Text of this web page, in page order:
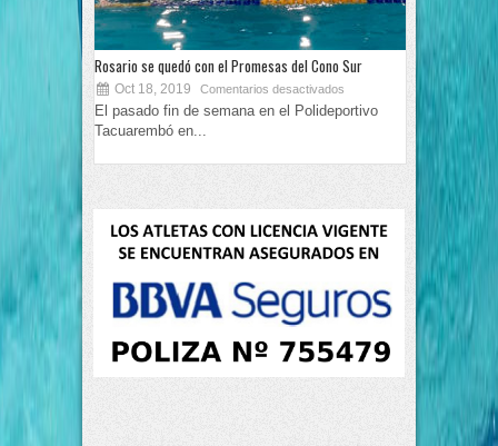
Rosario se quedó con el Promesas del Cono Sur
Oct 18, 2019 Comentarios desactivados
El pasado fin de semana en el Polideportivo
Tacuarembó en...